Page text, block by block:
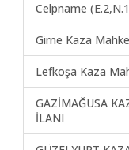
Celpname
Girne Kaza
Lefkoşa Kaza
GAZİMAĞUSA
İLANI